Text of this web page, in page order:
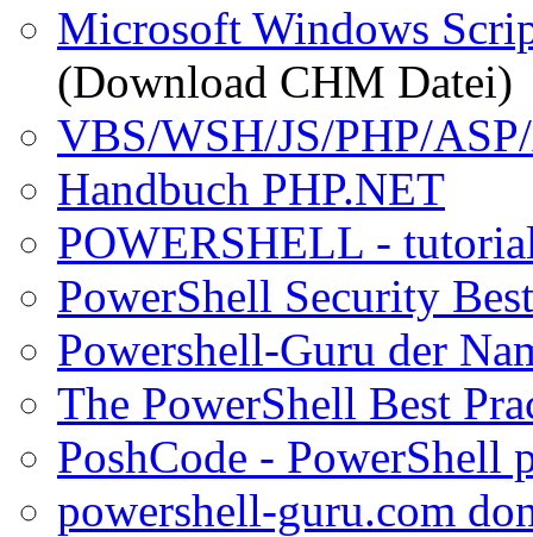
Microsoft Windows
(Download CHM Datei)
VBS/WSH/JS/PHP/
Handbuch PHP.NET
POWERSHELL -
PowerShell Security
Powershell-Guru der
The PowerShell Best
PoshCode - PowerShell
powershell-guru.com